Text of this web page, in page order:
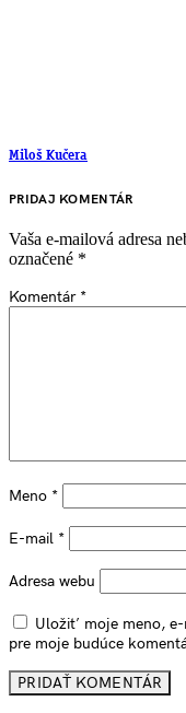
Miloš Kučera
PRIDAJ KOMENTÁR
Vaša e-mailová adresa
označené *
Komentár *
Meno *
E-mail *
Adresa webu
Uložiť moje meno,
pre moje budúce